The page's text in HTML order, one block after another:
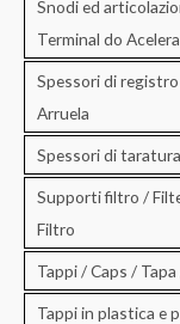
Snodi ed
Terminal do
Spessori di
Arruela
Spessori di
Supporti filtro /
Filtro
Tappi / Caps /
Tappi in plastica e